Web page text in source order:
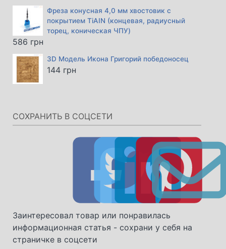
Фреза конусная 4,0 мм хвостовик с
покрытием TiAIN (концевая, радиусный
торец, коническая ЧПУ)
586 грн
3D Модель Икона Григорий победоносец
144 грн
СОХРАНИТЬ В СОЦСЕТИ
Заинтересовал товар или понравилась
информационная статья - сохрани у себя на
страничке в соцсети